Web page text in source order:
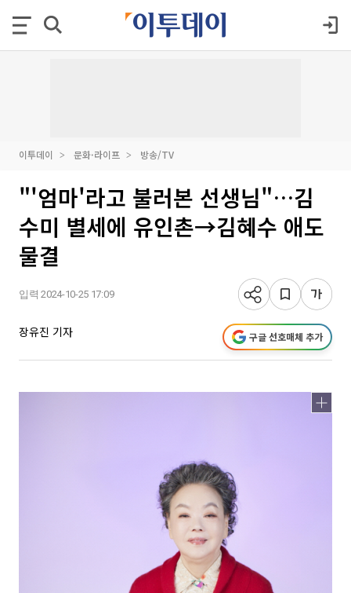
이투데이 문화·라이프 방송/TV
"'엄마'라고 불러본 선생님"…김
수미 별세에 유인촌→김혜수 애도
물결
입력 2024-10-25 17:09
장유진 기자 구글 선호매체 추가